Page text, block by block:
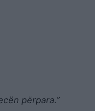
përpara.”